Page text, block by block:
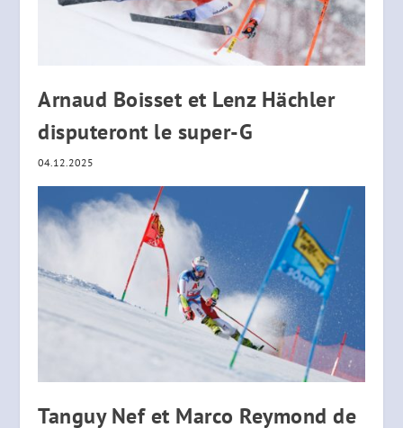
Arnaud Boisset et Lenz Hächler
disputeront le super-G
04.12.2025
Tanguy Nef et Marco Reymond de